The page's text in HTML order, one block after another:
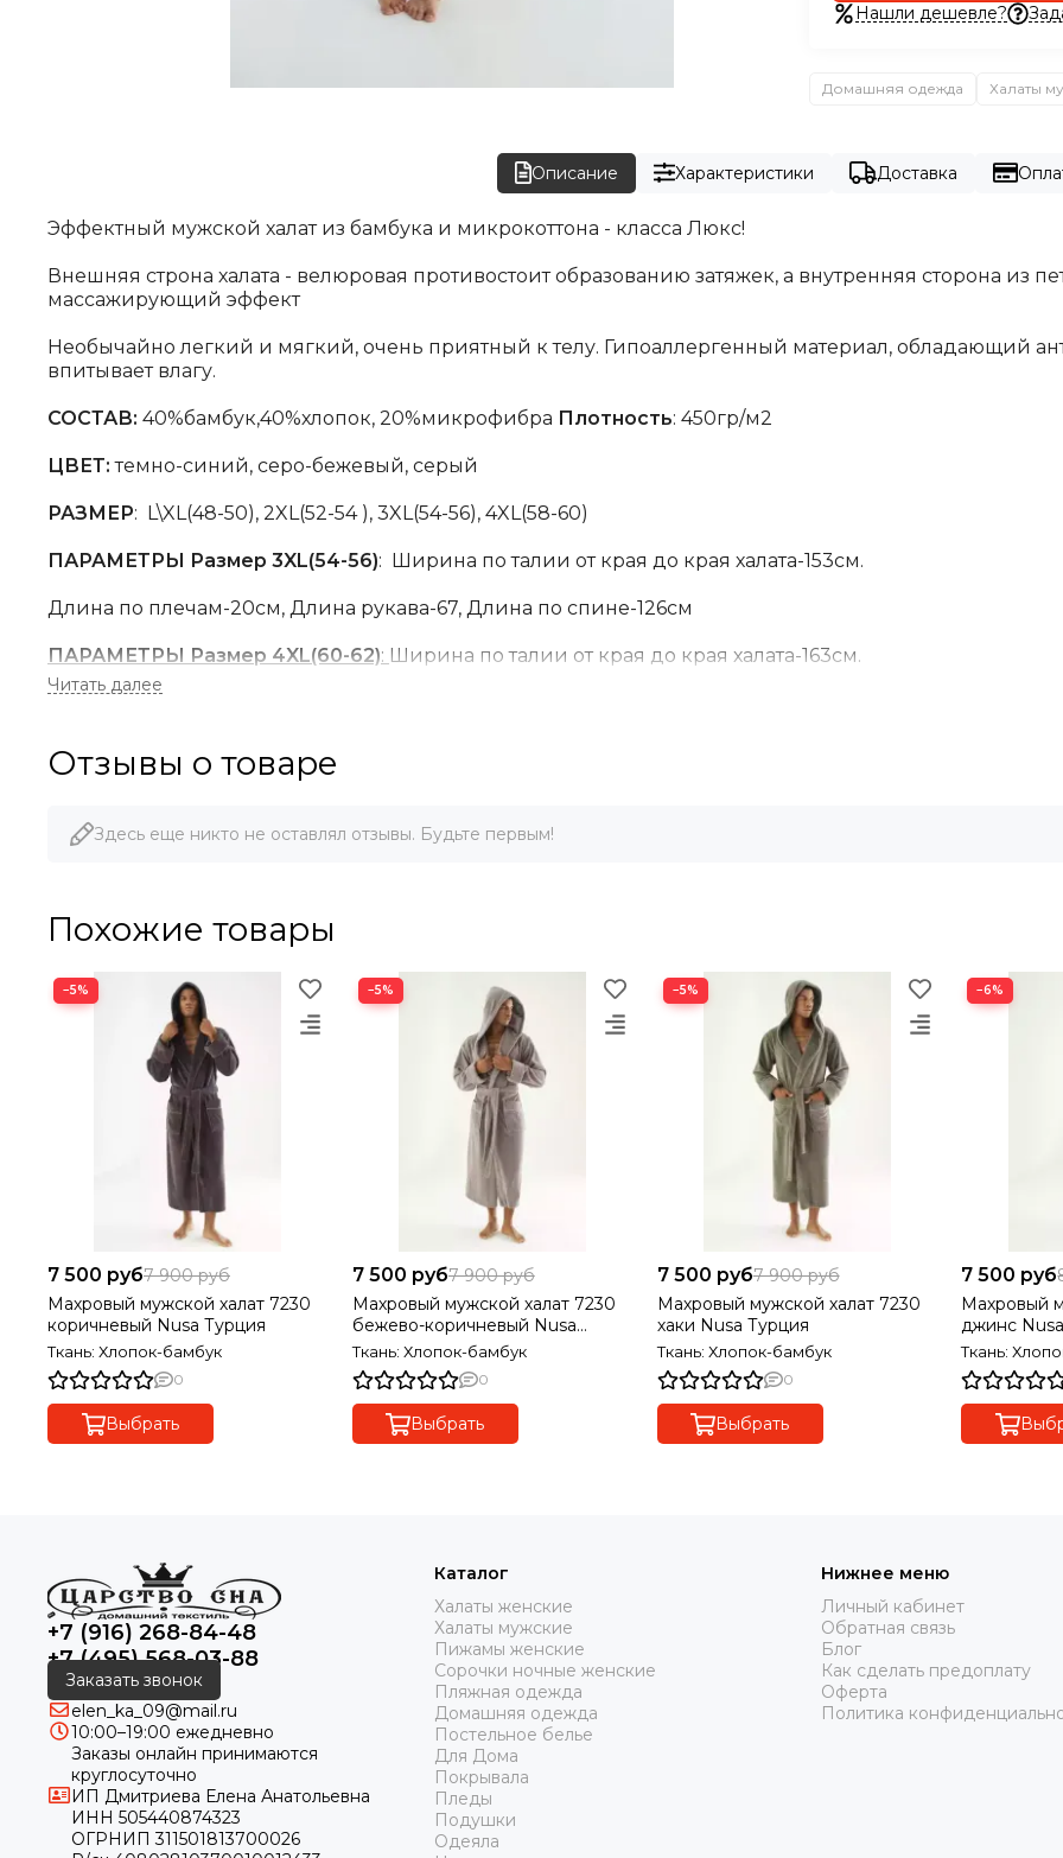
Нашли дешевле?
Домашняя одежда Халаты
Описание Характеристики Доставка
Эффектный мужской халат из бамбука и микрокоттона - класса Люкс!
Внешняя строна халата - велюровая противостоит образованию затяжек, а внутренняя сторона из
массажирующий эффект
Необычайно легкий и мягкий, очень приятный к телу. Гипоаллергенный материал, обладающий
впитывает влагу.
СОСТАВ: 40%бамбук,40%хлопок, 20%микрофибра Плотность: 450гр/м2
ЦВЕТ: темно-синий, серо-бежевый, серый
РАЗМЕР: L\XL(48-50), 2XL(52-54 ), 3XL(54-56), 4XL(58-60)
ПАРАМЕТРЫ Размер 3XL(54-56): Ширина по талии от края до края халата-153см.
Длина по плечам-20см, Длина рукава-67, Длина по спине-126см
ПАРАМЕТРЫ Размер 4XL(60-62): Ширина по талии от края до края халата-163см.
54-56 106-114 94-102
114-122 120-128
Отзывы о товаре
Здесь еще никто не оставлял отзывы. Будьте первым!
Похожие товары
−5%
7 500 руб7 900 руб
Махровый мужской халат 7230
коричневый Nusa Турция
Ткань: Хлопок-бамбук
0
Выбрать
−5%
7 500 руб7 900 руб
Махровый мужской халат 7230
бежево-коричневый Nusa
Турция
Ткань: Хлопок-бамбук
0
Выбрать
−5%
7 500 руб7 900 руб
Махровый мужской халат 7230
хаки Nusa Турция
Ткань: Хлопок-бамбук
0
Выбрать
−6%
7 500 руб
Махровый
джинс
Ткань:
+7 (916) 268-84-48
+7 (495) 568-03-88
Заказать звонок
elen_ka_09@mail.ru
10:00–19:00 ежедневно
Заказы онлайн принимаются
круглосуточно
ИП Дмитриева Елена Анатольевна
ИНН 505440874323
ОГРНИП 311501813700026
Каталог
Халаты женские
Халаты мужские
Пижамы женские
Сорочки ночные женские
Пляжная одежда
Домашняя одежда
Постельное белье
Для Дома
Покрывала
Пледы
Подушки
Одеяла
Нижнее меню
Личный кабинет
Обратная связь
Блог
Как сделать предоплату
Оферта
Политика